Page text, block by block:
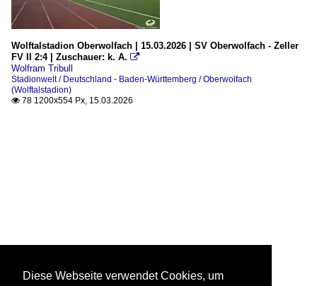
Wolftalstadion Oberwolfach | 15.03.2026 | SV Oberwolfach - Zeller
FV II 2:4 | Zuschauer: k. A. 
Wolfram Tribull
Stadionwelt / Deutschland - Baden-Württemberg / Oberwolfach
(Wolftalstadion)
 78 1200x554 Px, 15.03.2026
Diese Webseite verwendet Cookies, um